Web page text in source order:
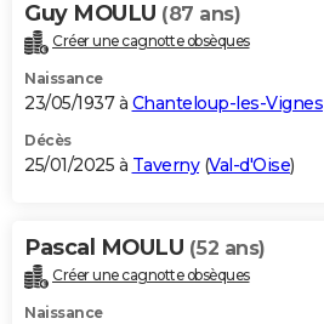
Alimentation
Guide de la santé
Maladies
Médicaments
Sommeil
VOYAGE
Destinations
City break
Voyage nature
Voyage de noces
Forum
Climat
+PHOTO
GUIDES D'ACHAT
BONS PLANS
Carte de Noël
Carte Bonne année
Carte Saint-Valentin
Carte Pâques
Carte d'anniversaire
DICTIONNAIRE
Dictionnaire
Biographies
Citations
Expressions
Proverbes
PROGRAMME TV
Guy MOULU (87 ans)
Créer une cagnotte obsèques
Naissance
23/05/1937 à Chanteloup-les-Vignes
Décès
25/01/2025 à Taverny(Val-d'Oise)
Pascal MOULU (52 ans)
Créer une cagnotte obsèques
Naissance